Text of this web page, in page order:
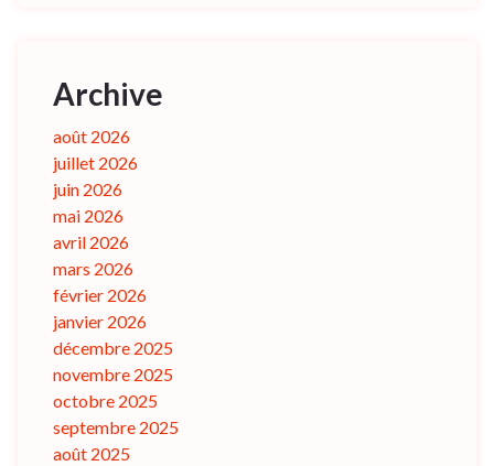
Archive
août 2026
juillet 2026
juin 2026
mai 2026
avril 2026
mars 2026
février 2026
janvier 2026
décembre 2025
novembre 2025
octobre 2025
septembre 2025
août 2025